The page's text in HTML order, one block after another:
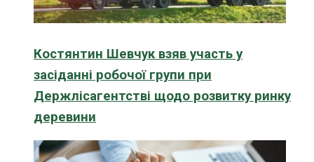
Костянтин Шевчук взяв участь у
засіданні робочої групи при
Держлісагентстві щодо розвитку ринку
деревини